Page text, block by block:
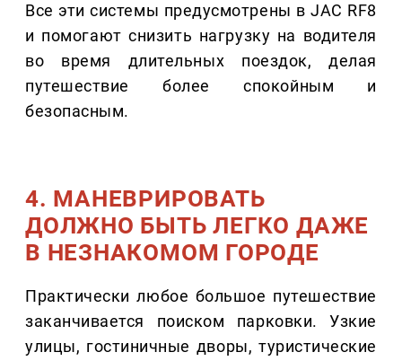
Все эти системы предусмотрены в JAC RF8
и помогают снизить нагрузку на водителя
во время длительных поездок, делая
путешествие более спокойным и
безопасным.
4. МАНЕВРИРОВАТЬ
ДОЛЖНО БЫТЬ ЛЕГКО ДАЖЕ
В НЕЗНАКОМОМ ГОРОДЕ
Практически любое большое путешествие
заканчивается поиском парковки. Узкие
улицы, гостиничные дворы, туристические